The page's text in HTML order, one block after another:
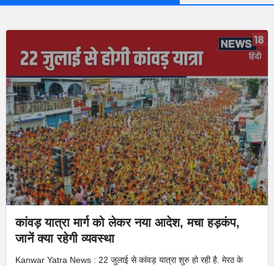
कांवड़ यात्रा मार्ग को लेकर नया आदेश, मचा हड़कंप,
जानें क्‍या रहेगी व्‍यवस्‍था
Kanwar Yatra News : 22 जुलाई से कांवड़ यात्रा शुरु हो रही है. मेरठ के